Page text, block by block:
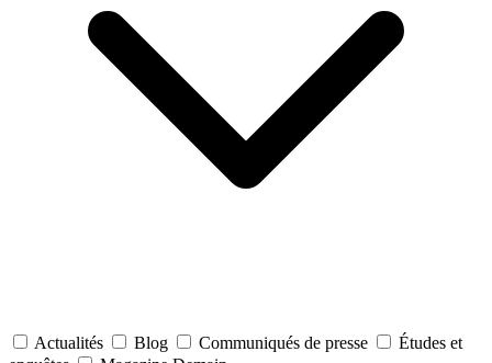
Actualités Blog Communiqués de presse
Études et